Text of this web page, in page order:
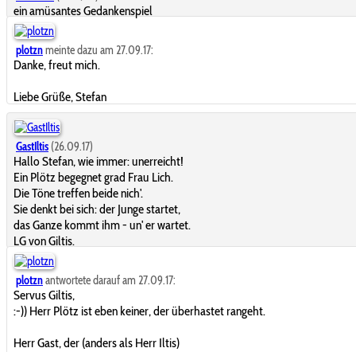
ein amüsantes Gedankenspiel
plotznmeinte dazu am 27.09.17:
Danke, freut mich.
Liebe Grüße, Stefan
GastIltis (26.09.17)
Hallo Stefan, wie immer: unerreicht!
Ein Plötz begegnet grad Frau Lich.
Die Töne treffen beide nich'.
Sie denkt bei sich: der Junge startet,
das Ganze kommt ihm - un' er wartet.
LG von Giltis.
plotznantwortete darauf am 27.09.17:
Servus Giltis,
:-)) Herr Plötz ist eben keiner, der überhastet rangeht.
Herr Gast, der (anders als Herr Iltis)